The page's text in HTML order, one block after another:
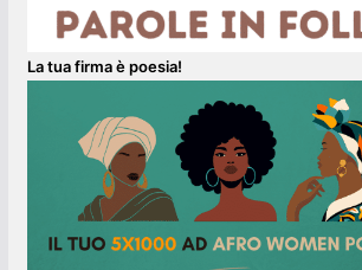
La tua firma è poesia!